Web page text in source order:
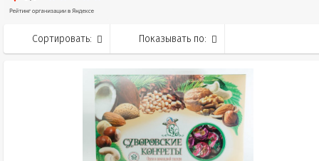
Сортировать: Показывать по: